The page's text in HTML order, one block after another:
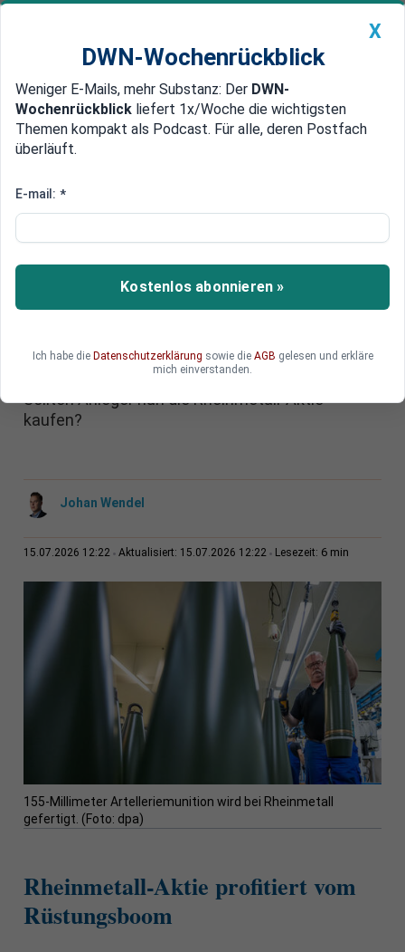
Newsticker MEIN DWN: Geldanlage Premium
Edelmetalle DWN-Magazin China
Rheinmetall-Aktie kaufen? Der
Anfang
Der Wert der Rheinmetall-Aktie hat sich seit 2022
bereits vervielfacht. Russlands Krieg gegen die
neue Militärpläne sprechen dafür, dass der
Rüstungskonzern weiter stark wachsen kann.
Sollten Anleger nun die Rheinmetall-Aktie
kaufen?
Johan Wendel
15.07.2026 12:22 Aktualisiert: 15.07.2026 12:22 Lesezeit: 6 min
155-Millimeter Artelleriemunition wird bei Rheinmetall
gefertigt. (Foto: dpa)
Rheinmetall-Aktie profitiert vom
Rüstungsboom
X
DWN-Wochenrückblick
Weniger E-Mails, mehr Substanz: Der DWN-
Wochenrückblick liefert 1x/Woche die wichtigsten
Themen kompakt als Podcast. Für alle, deren Postfach
überläuft.
E-mail: *
Kostenlos abonnieren »
Ich habe die Datenschutzerklärung sowie die AGB gelesen und erkläre
mich einverstanden.